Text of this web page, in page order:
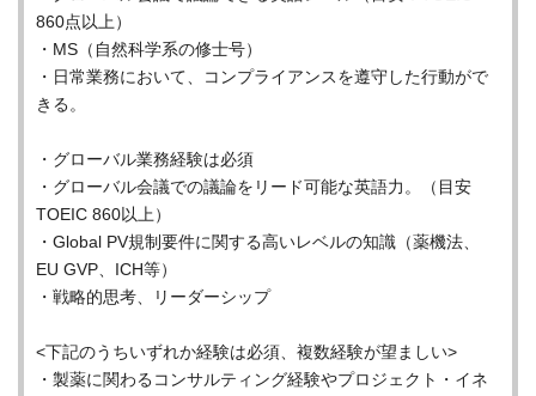
860点以上）
・MS（自然科学系の修士号）
・日常業務において、コンプライアンスを遵守した行動がで
きる。
・グローバル業務経験は必須
・グローバル会議での議論をリード可能な英語力。（目安
TOEIC 860以上）
・Global PV規制要件に関する高いレベルの知識（薬機法、
EU GVP、ICH等）
・戦略的思考、リーダーシップ
<下記のうちいずれか経験は必須、複数経験が望ましい>
・製薬に関わるコンサルティング経験やプロジェクト・イネ